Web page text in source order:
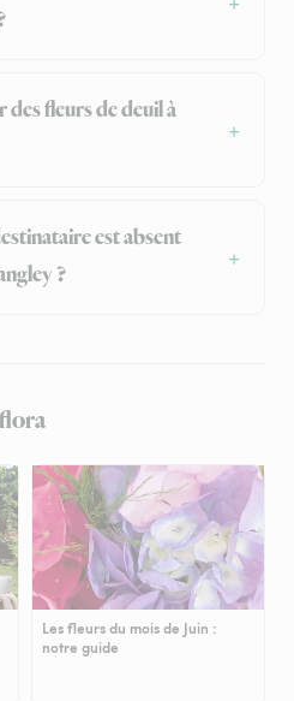
fleurs de deuil à
est absent
?
Les fleurs du mois de Juin :
notre guide